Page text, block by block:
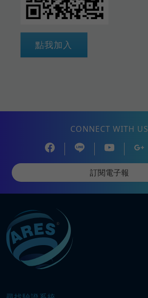
點我加入
CONNECT WITH US
訂閱電子報